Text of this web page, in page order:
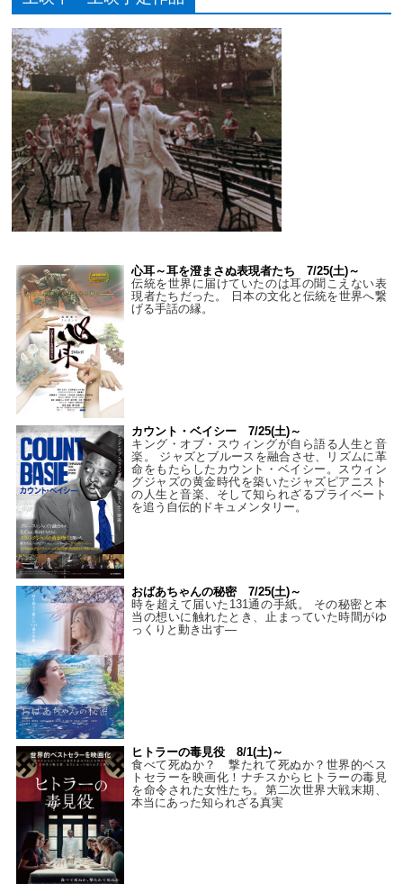
心耳～耳を澄まさぬ表現者たち 7/25(土)～
伝統を世界に届けていたのは耳の聞こえない表
現者たちだった。 日本の文化と伝統を世界へ繋
げる手話の縁。
カウント・ベイシー 7/25(土)～
キング・オブ・スウィングが自ら語る人生と音
楽。 ジャズとブルースを融合させ、リズムに革
命をもたらしたカウント・ベイシー。スウィン
グジャズの黄金時代を築いたジャズピアニスト
の人生と音楽、そして知られざるプライベート
を追う自伝的ドキュメンタリー。
おばあちゃんの秘密 7/25(土)～
時を超えて届いた131通の手紙。 その秘密と本
当の想いに触れたとき、止まっていた時間がゆ
っくりと動き出す―
ヒトラーの毒見役 8/1(土)～
食べて死ぬか？ 撃たれて死ぬか？世界的ベス
トセラーを映画化！ナチスからヒトラーの毒見
を命令された女性たち。第二次世界大戦末期、
本当にあった知られざる真実